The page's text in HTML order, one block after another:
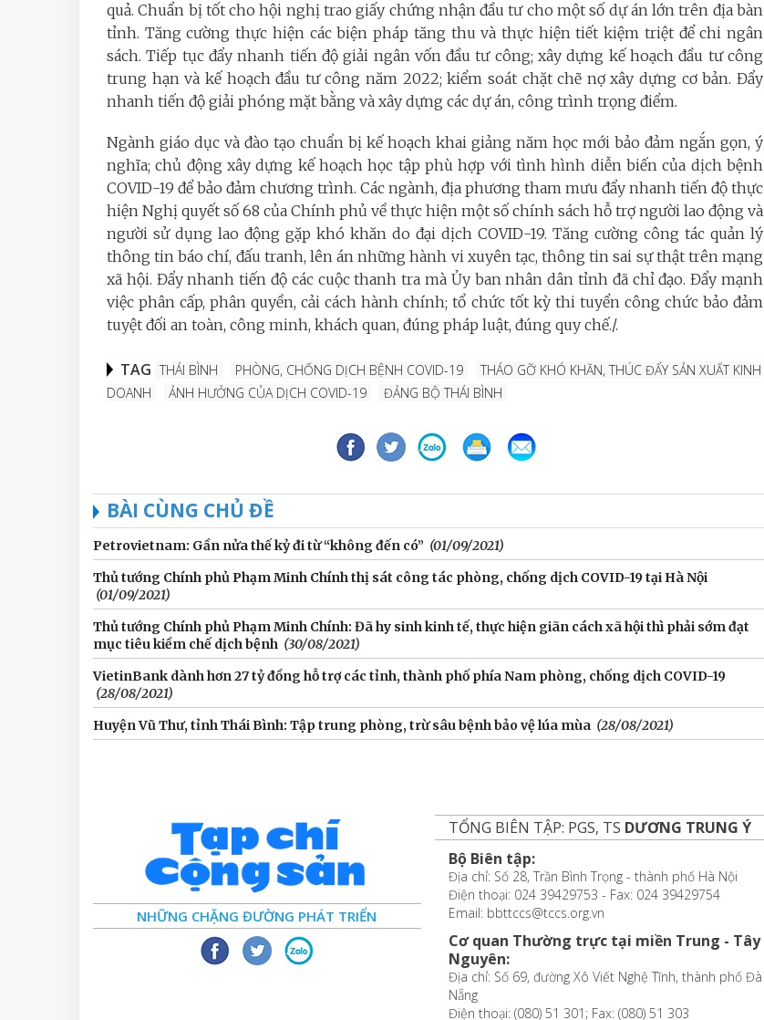
quả. Chuẩn bị tốt cho hội nghị trao giấy chứng nhận đầu tư cho một số dự án lớn trên địa bàn
tỉnh. Tăng cường thực hiện các biện pháp tăng thu và thực hiện tiết kiệm triệt để chi ngân
sách. Tiếp tục đẩy nhanh tiến độ giải ngân vốn đầu tư công; xây dựng kế hoạch đầu tư công
trung hạn và kế hoạch đầu tư công năm 2022; kiểm soát chặt chẽ nợ xây dựng cơ bản. Đẩy
nhanh tiến độ giải phóng mặt bằng và xây dựng các dự án, công trình trọng điểm.
Ngành giáo dục và đào tạo chuẩn bị kế hoạch khai giảng năm học mới bảo đảm ngắn gọn, ý
nghĩa; chủ động xây dựng kế hoạch học tập phù hợp với tình hình diễn biến của dịch bệnh
COVID-19 để bảo đảm chương trình. Các ngành, địa phương tham mưu đẩy nhanh tiến độ thực
hiện Nghị quyết số 68 của Chính phủ về thực hiện một số chính sách hỗ trợ người lao động và
người sử dụng lao động gặp khó khăn do đại dịch COVID-19. Tăng cường công tác quản lý
thông tin báo chí, đấu tranh, lên án những hành vi xuyên tạc, thông tin sai sự thật trên mạng
xã hội. Đẩy nhanh tiến độ các cuộc thanh tra mà Ủy ban nhân dân tỉnh đã chỉ đạo. Đẩy mạnh
việc phân cấp, phân quyền, cải cách hành chính; tổ chức tốt kỳ thi tuyển công chức bảo đảm
tuyệt đối an toàn, công minh, khách quan, đúng pháp luật, đúng quy chế./.
TAG THÁI BÌNH PHÒNG, CHỐNG DỊCH BỆNH COVID-19
THÁO GỠ KHÓ KHĂN, THÚC ĐẨY SẢN XUẤT KINH
DOANH
ẢNH HƯỞNG CỦA DỊCH COVID-19 ĐẢNG BỘ THÁI BÌNH
BÀI CÙNG CHỦ ĐỀ
Petrovietnam: Gần nửa thế kỷ đi từ “không đến có” (01/09/2021)
Thủ tướng Chính phủ Phạm Minh Chính thị sát công tác phòng, chống dịch COVID-19 tại Hà Nội
(01/09/2021)
Thủ tướng Chính phủ Phạm Minh Chính: Đã hy sinh kinh tế, thực hiện giãn cách xã hội thì phải sớm đạt
mục tiêu kiềm chế dịch bệnh (30/08/2021)
VietinBank dành hơn 27 tỷ đồng hỗ trợ các tỉnh, thành phố phía Nam phòng, chống dịch COVID-19
(28/08/2021)
Huyện Vũ Thư, tỉnh Thái Bình: Tập trung phòng, trừ sâu bệnh bảo vệ lúa mùa (28/08/2021)
NHỮNG CHẶNG ĐƯỜNG PHÁT TRIỂN
TỔNG BIÊN TẬP: PGS, TS DƯƠNG TRUNG Ý
Bộ Biên tập:
Địa chỉ: Số 28, Trần Bình Trọng - thành phố Hà Nội
Điện thoại: 024 39429753 - Fax: 024 39429754
Email: bbttccs@tccs.org.vn
Cơ quan Thường trực tại miền Trung - Tây
Nguyên:
Địa chỉ: Số 69, đường Xô Viết Nghệ Tĩnh, thành phố Đà
Nẵng
Điện thoại: (080) 51 301; Fax: (080) 51 303